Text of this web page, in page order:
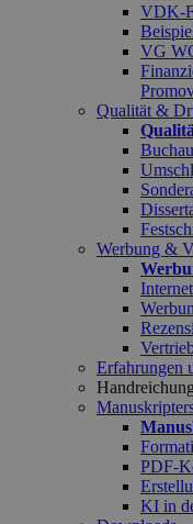
VDK-
VG
Qualität &
Werbung &
Erfahrungen
PDF-
KI in